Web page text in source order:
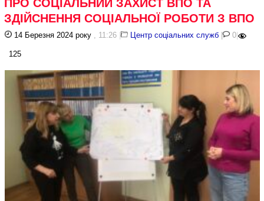
ПРО СОЦІАЛЬНИЙ ЗАХИСТ ВПО ТА
ЗДІЙСНЕННЯ СОЦІАЛЬНОЇ РОБОТИ З ВПО
14 Березня 2024 року , 11:26 | Центр соціальних служб | 0 |
125